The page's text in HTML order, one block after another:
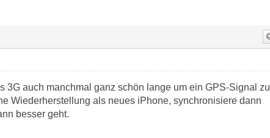
auch manchmal ganz schön lange um ein GPS-Signal zu
Wiederherstellung als neues iPhone, synchronisiere dann
besser geht.